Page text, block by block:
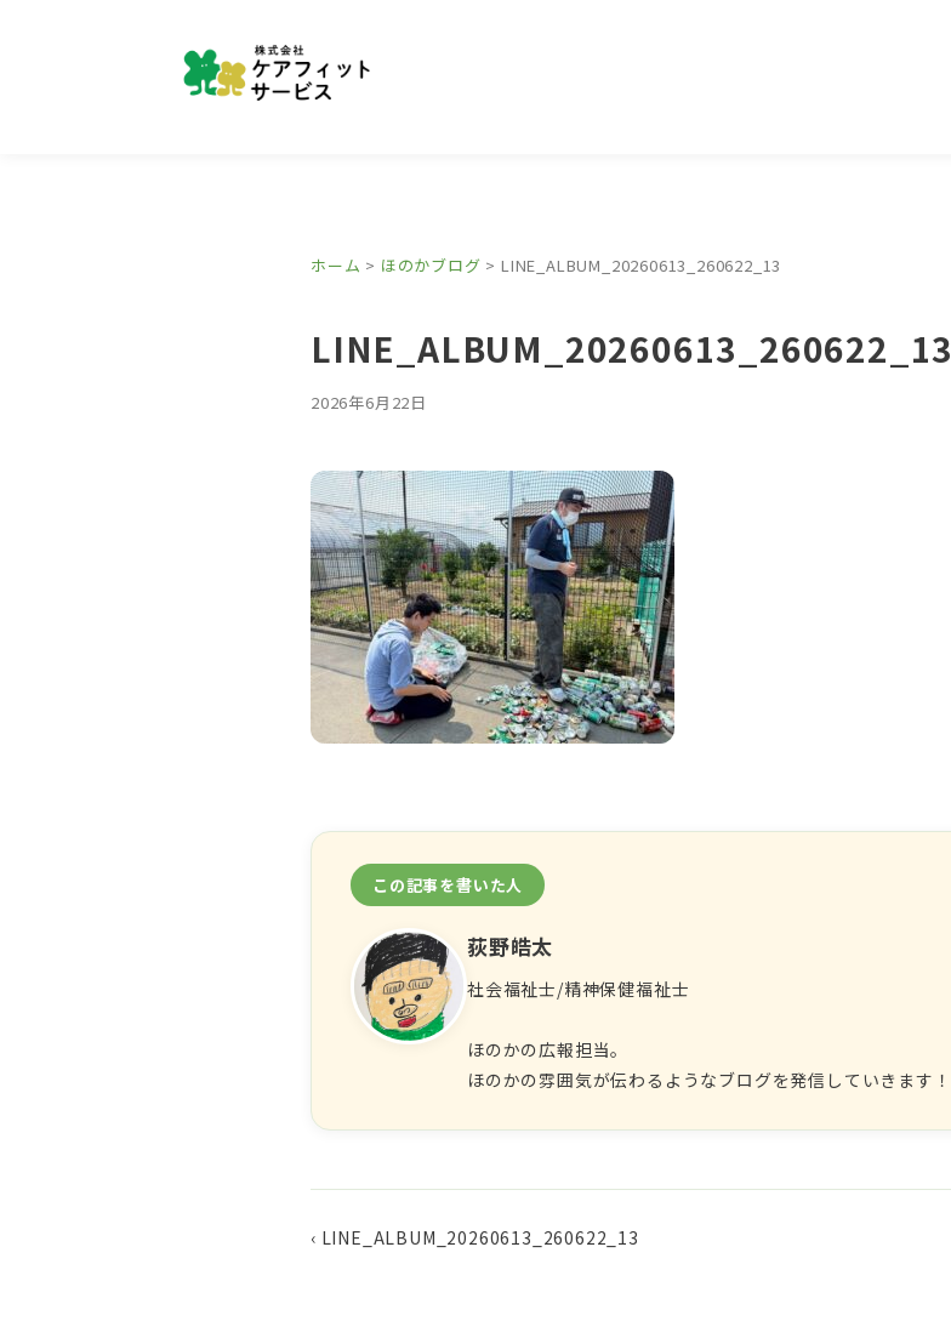
ホーム > ほのかブログ >LINE_ALBUM_20260613_260622_13
LINE_ALBUM_20260613_260622_13
2026年6月22日
この記事を書いた人
荻野皓太
社会福祉士/精神保健福祉士
ほのかの広報担当。
ほのかの雰囲気が伝わるようなブログを発信していきます！
‹ LINE_ALBUM_20260613_260622_13